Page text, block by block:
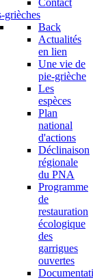
Contact
grièches
Back
Actualités
en lien
Une vie de
pie-grièche
Les
espèces
Plan
national
d'actions
Déclinaison
régionale
du PNA
Programme
de
restauration
écologique
des
garrigues
ouvertes